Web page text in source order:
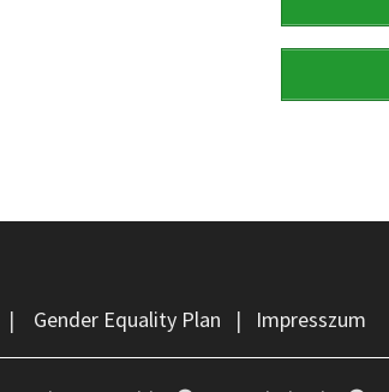
| Gender Equality Plan | Impresszum